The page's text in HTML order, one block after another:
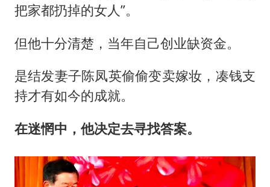
把家都扔掉的女人”。
但他十分清楚，当年自己创业缺资金。
是结发妻子陈凤英偷偷变卖嫁妆，凑钱支
持才有如今的成就。
在迷惘中，他决定去寻找答案。